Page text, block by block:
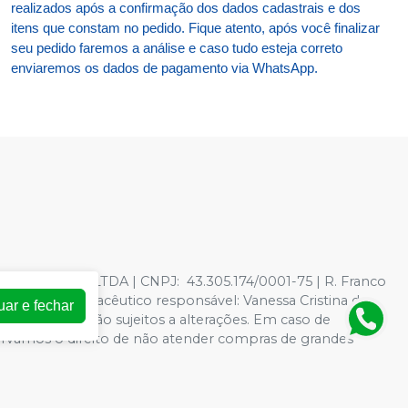
realizados após a confirmação dos dados cadastrais e dos
itens que constam no pedido. Fique atento, após você finalizar
seu pedido faremos a análise e caso tudo esteja correto
enviaremos os dados de pagamento via WhatsApp.
LTDA | CNPJ: 43.305.174/0001-75 | R. Franco
- Farmacêutico responsável: Vanessa Cristina de
virtual estão sujeitos a alterações. Em caso de
o direito de não atender compras de grandes
e fechar